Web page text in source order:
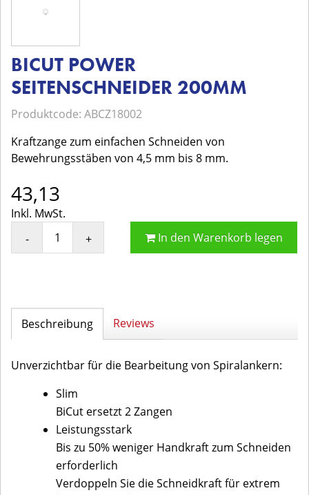
BICUT POWER
SEITENSCHNEIDER 200MM
Produktcode: ABCZ18002
Kraftzange zum einfachen Schneiden von
Bewehrungsstäben von 4,5 mm bis 8 mm.
43,13
Inkl. MwSt.
-
+ In den Warenkorb legen
Beschreibung Reviews
Unverzichtbar für die Bearbeitung von Spiralankern:
Slim
BiCut ersetzt 2 Zangen
Leistungsstark
Bis zu 50% weniger Handkraft zum Schneiden
erforderlich
Verdoppeln Sie die Schneidkraft für extrem